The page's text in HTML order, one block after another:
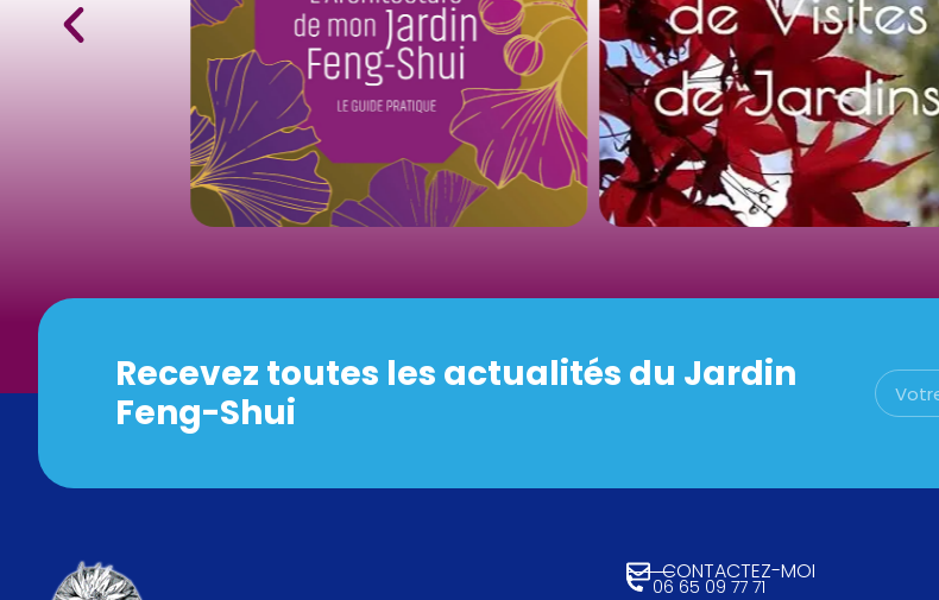
Recevez toutes les actualités du Jardin
Feng-Shui
CONTACTEZ-MOI
06 65 09 77 71